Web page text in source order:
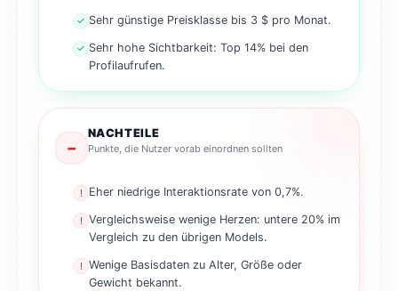
✓ Sehr günstige Preisklasse bis 3 $ pro Monat.
✓ Sehr hohe Sichtbarkeit: Top 14% bei den
Profilaufrufen.
−
NACHTEILE
Punkte, die Nutzer vorab einordnen sollten
! Eher niedrige Interaktionsrate von 0,7%.
! Vergleichsweise wenige Herzen: untere 20% im
Vergleich zu den übrigen Models.
! Wenige Basisdaten zu Alter, Größe oder
Gewicht bekannt.